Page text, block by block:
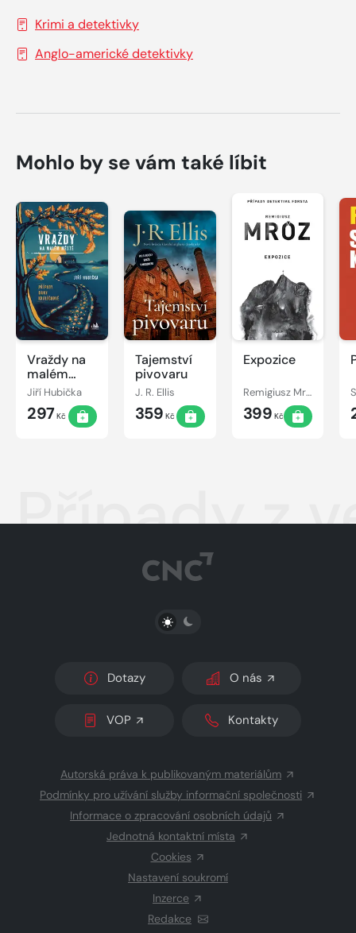
Krimi a detektivky
Anglo-americké detektivky
Mohlo by se vám také líbit
Vraždy na
malém
městě -
Případy
Dany
Králíčkové
Jiří Hubička
297Kč
Tajemství
pivovaru
J. R. Ellis
359 Kč
Expozice
Remigiusz Mróz
399 Kč
Případy z
PŘEPNOUT SVĚTLÝ/TMAVÝ REŽIM
Dotazy O nás
VOP Kontakty
Autorská práva k publikovaným materiálům
Podmínky pro užívání služby informační společnosti
Informace o zpracování osobních údajů
Jednotná kontaktní místa
Cookies
Nastavení soukromí
Inzerce
Redakce